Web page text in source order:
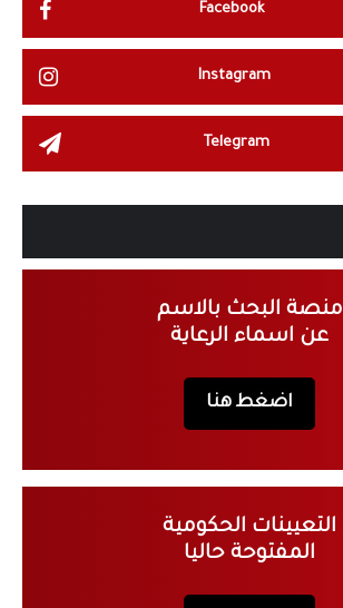
Facebook
Instagram
Telegram
منصة البحث بالاسم
عن اسماء الرعاية
اضغط هنا
التعيينات الحكومية
المفتوحة حاليا